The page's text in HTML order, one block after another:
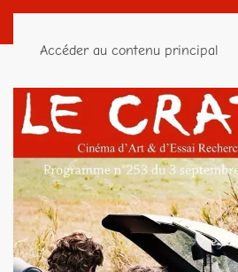
Accéder au contenu principal